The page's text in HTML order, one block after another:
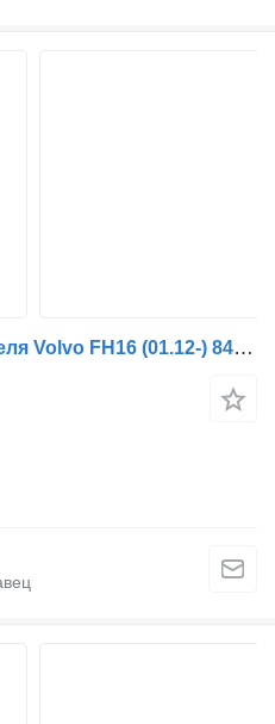
Трапеция стеклоочистителя Volvo FH16 (01.12-) 84092257 для грузовика Volvo FH12, FH16, NH12, FH, VNL780 (1993-2014)